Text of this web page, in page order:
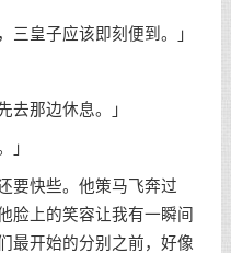
皇子应该即刻便到。」
那边休息。」
」
快些。他策马飞奔过
脸上的笑容让我有一瞬间
最开始的分别之前，好像